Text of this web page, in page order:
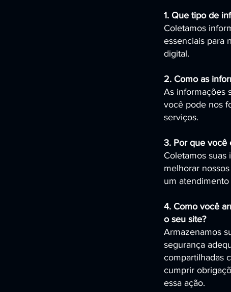
1. Que tipo de
Coletamos
essenciais para
digital.
2. Como as
As informações
você pode nos
serviços.
3. Por que você
Coletamos suas
melhorar
um
4. Como você
o seu site?
Armazenamos
segurança
compartilhadas
cumprir
essa ação.